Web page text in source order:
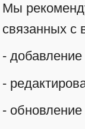
Мы
связанных с
- добавление
-
-